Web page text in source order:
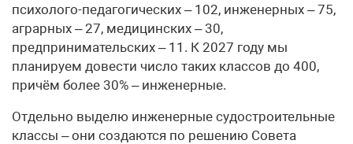
психолого-педагогических – 102, инженерных – 75,
аграрных – 27, медицинских – 30,
предпринимательских – 11. К 2027 году мы
планируем довести число таких классов до 400,
причём более 30% – инженерные.
Отдельно выделю инженерные судостроительные
классы – они создаются по решению Совета